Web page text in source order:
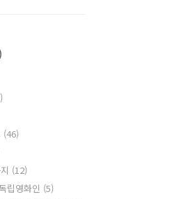
(46)
(12)
립영화인 (5)